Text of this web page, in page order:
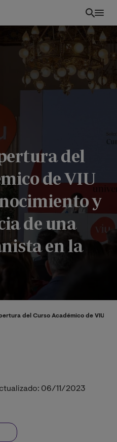
del
de VIU
y
de una
en la
del Curso Académico de VIU
06/11/2023